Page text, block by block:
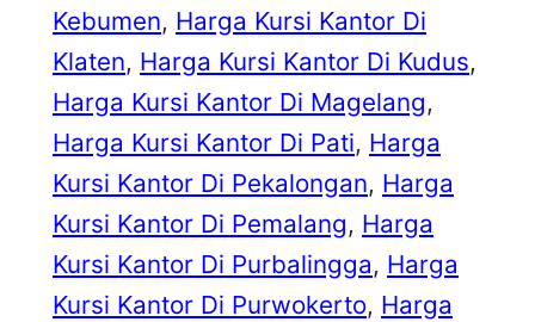
Kebumen, Harga Kursi Kantor Di
Klaten, Harga Kursi Kantor Di Kudus
Harga Kursi Kantor Di Magelang
Harga Kursi Kantor Di Pati, Harga
Kursi Kantor Di Pekalongan, Harga
Kursi Kantor Di Pemalang, Harga
Kursi Kantor Di Purbalingga, Harga
Kursi Kantor Di Purwokerto, Harga